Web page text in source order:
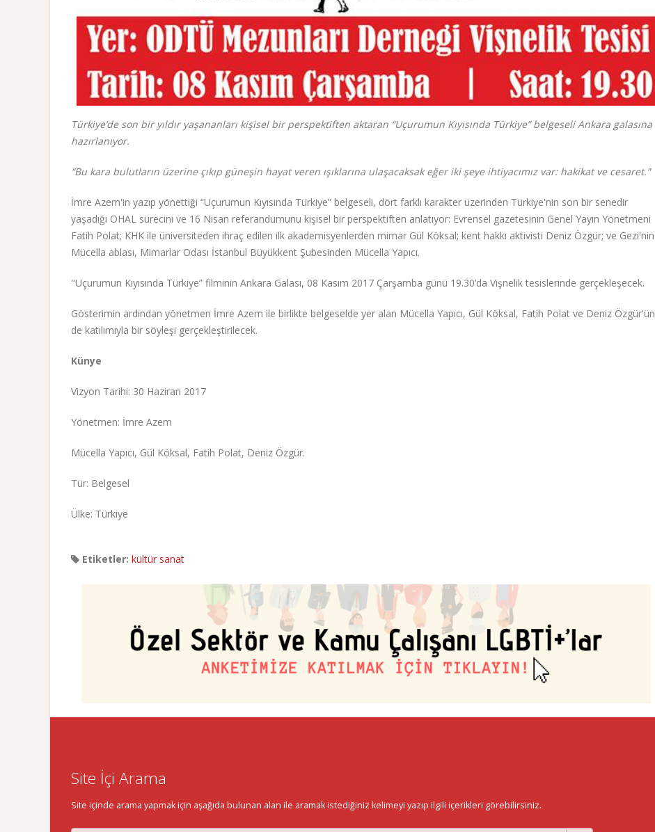
Türkiye’de son bir yıldır yaşananları kişisel bir perspektiften aktaran “Uçurumun Kıyısında Türkiye” belgeseli Ankara galasına
hazırlanıyor.
“Bu kara bulutların üzerine çıkıp güneşin hayat veren ışıklarına ulaşacaksak eğer iki şeye ihtiyacımız var: hakikat ve cesaret.”
İmre Azem'in yazıp yönettiği “Uçurumun Kıyısında Türkiye” belgeseli, dört farklı karakter üzerinden Türkiye'nin son bir senedir
yaşadığı OHAL sürecini ve 16 Nisan referandumunu kişisel bir perspektiften anlatıyor: Evrensel gazetesinin Genel Yayın Yönetmeni
Fatih Polat; KHK ile üniversiteden ihraç edilen ilk akademisyenlerden mimar Gül Köksal; kent hakkı aktivisti Deniz Özgür; ve Gezi'nin
Mücella ablası, Mimarlar Odası İstanbul Büyükkent Şubesinden Mücella Yapıcı.
"Uçurumun Kıyısında Türkiye” filminin Ankara Galası, 08 Kasım 2017 Çarşamba günü 19.30’da Vişnelik tesislerinde gerçekleşecek.
Gösterimin ardından yönetmen İmre Azem ile birlikte belgeselde yer alan Mücella Yapıcı, Gül Köksal, Fatih Polat ve Deniz Özgür'ün
de katılımıyla bir söyleşi gerçekleştirilecek.
Künye
Vizyon Tarihi: 30 Haziran 2017
Yönetmen: İmre Azem
Mücella Yapıcı, Gül Köksal, Fatih Polat, Deniz Özgür.
Tür: Belgesel
Ülke: Türkiye
Etiketler: kültür sanat
Site İçi Arama
Site içinde arama yapmak için aşağıda bulunan alan ile aramak istediğiniz kelimeyi yazıp ilgili içerikleri görebilirsiniz.